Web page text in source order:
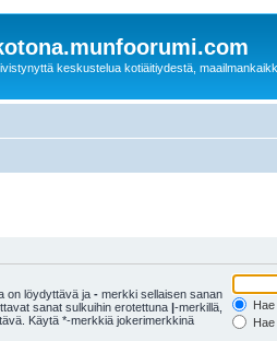
keskustelua kotiäitiydestä,
on löydyttävä ja - merkki sellaisen sanan
sanat sulkuihin erotettuna |-merkillä,
Käytä *-merkkiä jokerimerkkinä